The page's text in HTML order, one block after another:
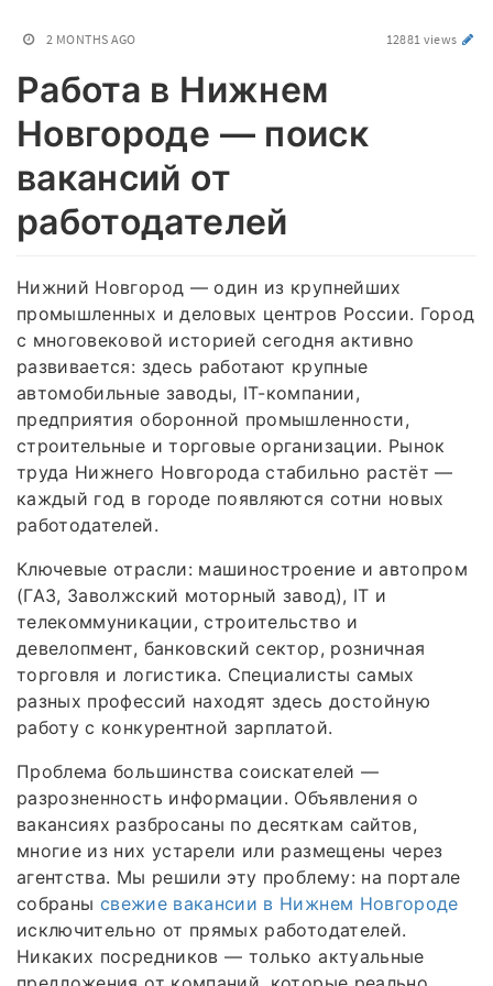
2 MONTHS AGO 12881 views
Работа в Нижнем
Новгороде — поиск
вакансий от
работодателей
Нижний Новгород — один из крупнейших
промышленных и деловых центров России. Город
с многовековой историей сегодня активно
развивается: здесь работают крупные
автомобильные заводы, IT-компании,
предприятия оборонной промышленности,
строительные и торговые организации. Рынок
труда Нижнего Новгорода стабильно растёт —
каждый год в городе появляются сотни новых
работодателей.
Ключевые отрасли: машиностроение и автопром
(ГАЗ, Заволжский моторный завод), IT и
телекоммуникации, строительство и
девелопмент, банковский сектор, розничная
торговля и логистика. Специалисты самых
разных профессий находят здесь достойную
работу с конкурентной зарплатой.
Проблема большинства соискателей —
разрозненность информации. Объявления о
вакансиях разбросаны по десяткам сайтов,
многие из них устарели или размещены через
агентства. Мы решили эту проблему: на портале
собраны свежие вакансии в Нижнем Новгороде
исключительно от прямых работодателей.
Никаких посредников — только актуальные